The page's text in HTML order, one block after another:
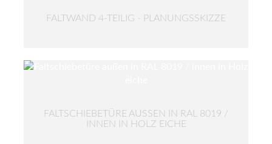
FALTWAND 4-TEILIG - PLANUNGSSKIZZE
FALTSCHIEBETÜRE AUSSEN IN RAL 8019 / I
NNEN IN HOLZ EICHE